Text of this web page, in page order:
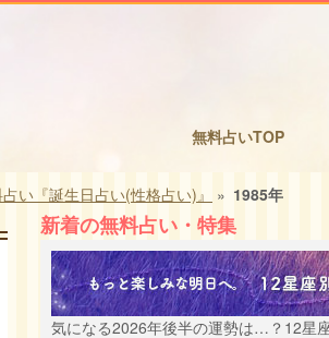
無料占いTOP
い『誕生日占い(性格占い)』 » 1985年
新着の無料占い・特集
気になる2026年後半の運勢は…？12星座